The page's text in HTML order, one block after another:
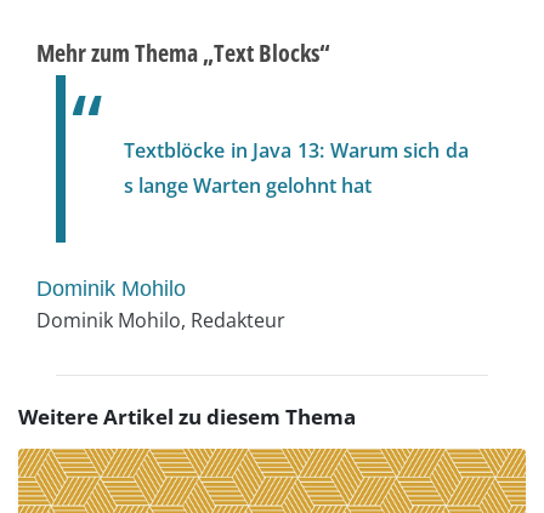
Mehr zum Thema „Text Blocks“
Textblöcke in Java 13: Warum sich da
s lange Warten gelohnt hat
Dominik Mohilo
Dominik Mohilo, Redakteur
Weitere Artikel zu diesem Thema